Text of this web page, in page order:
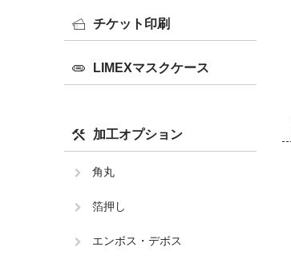
チケット印刷
LIMEXマスクケース
加工オプション
角丸
箔押し
エンボス・デボス